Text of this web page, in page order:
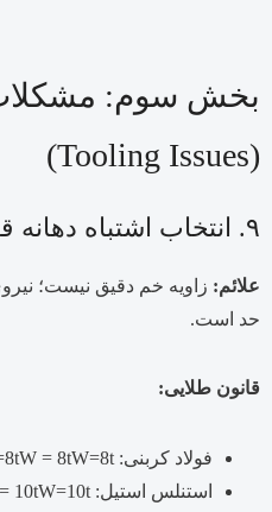
بخش سوم: مشکلات
(Tooling Issues)
۹. انتخاب اشتباه دهانه قالب (Die Opening)
علائم: زاویه خم دقیق نیست؛
حد است.
قانون طلایی:
فولاد کربنی: = 8tW=8t
استنلس استیل:
10tW=10t